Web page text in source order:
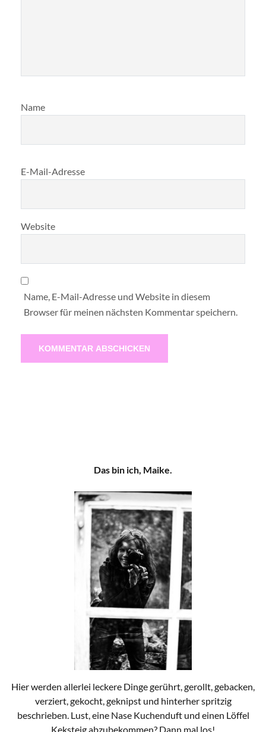
Name
E-Mail-Adresse
Website
Name, E-Mail-Adresse und Website in diesem
Browser für meinen nächsten Kommentar speichern.
Das bin ich, Maike.
Hier werden allerlei leckere Dinge gerührt, gerollt, gebacken,
verziert, gekocht, geknipst und hinterher spritzig
beschrieben. Lust, eine Nase Kuchenduft und einen Löffel
Keksteig abzubekommen? Dann mal los!